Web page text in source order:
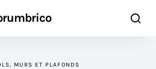
MURS ET PLAFONDS